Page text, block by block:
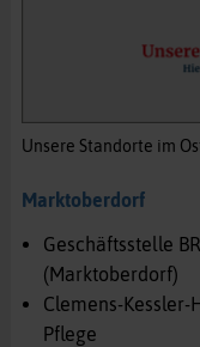
Unsere Standorte im
Marktoberdorf
Geschäftsstelle
(Marktoberdorf)
Clemens-
Pflege